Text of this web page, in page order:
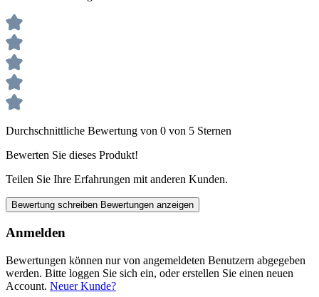
Durchschnittliche Bewertung von 0 von 5 Sternen
Bewerten Sie dieses Produkt!
Teilen Sie Ihre Erfahrungen mit anderen Kunden.
Bewertung schreiben Bewertungen anzeigen
Anmelden
Bewertungen können nur von angemeldeten Benutzern abgegeben
werden. Bitte loggen Sie sich ein, oder erstellen Sie einen neuen
Account. Neuer Kunde?